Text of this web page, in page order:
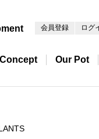
会員登録 ログ
Concept Our Pot